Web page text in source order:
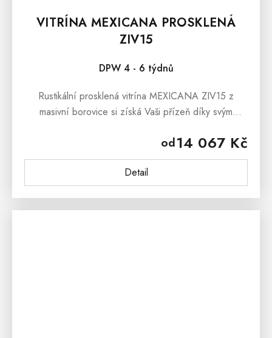
VITRÍNA MEXICANA PROSKLENÁ
ZIV15
DPW 4 - 6 týdnů
od14 067 Kč
Detail
Rustikální prosklená vitrína MEXICANA ZIV15 z
masivní borovice si získá Vaši přízeň díky svým
Luxusní rustikální vitríny s...